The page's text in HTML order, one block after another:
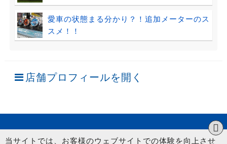
愛車の状態まる分かり？！追加メーターのス
スメ！！
店舗プロフィールを開く
当サイトでは、お客様のウェブサイトでの体験を向上させ